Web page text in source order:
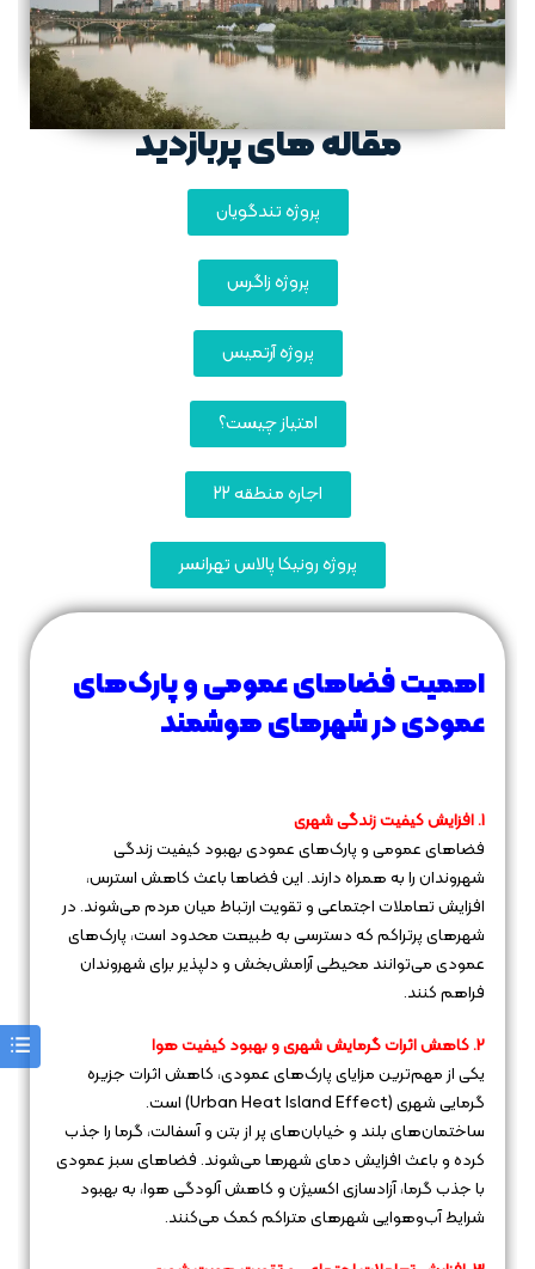
مقاله های پربازدید
پروژه تندگویان
پروژه زاگرس
پروژه آرتمیس
امتیاز چیست؟
اجاره منطقه 22
پروژه رونیکا پالاس تهرانسر
اهمیت فضاهای عمومی و پارک‌های
عمودی در شهرهای هوشمند
1. افزایش کیفیت زندگی شهری
فضاهای عمومی و پارک‌های عمودی بهبود کیفیت زندگی
شهروندان را به همراه دارند. این فضاها باعث کاهش استرس،
افزایش تعاملات اجتماعی و تقویت ارتباط میان مردم می‌شوند. در
شهرهای پرتراکم که دسترسی به طبیعت محدود است، پارک‌های
عمودی می‌توانند محیطی آرامش‌بخش و دلپذیر برای شهروندان
فراهم کنند.
2. کاهش اثرات گرمایش شهری و بهبود کیفیت هوا
یکی از مهم‌ترین مزایای پارک‌های عمودی، کاهش اثرات جزیره
گرمایی شهری (Urban Heat Island Effect) است.
ساختمان‌های بلند و خیابان‌های پر از بتن و آسفالت، گرما را جذب
کرده و باعث افزایش دمای شهرها می‌شوند. فضاهای سبز عمودی
با جذب گرما، آزادسازی اکسیژن و کاهش آلودگی هوا، به بهبود
شرایط آب‌وهوایی شهرهای متراکم کمک می‌کنند.